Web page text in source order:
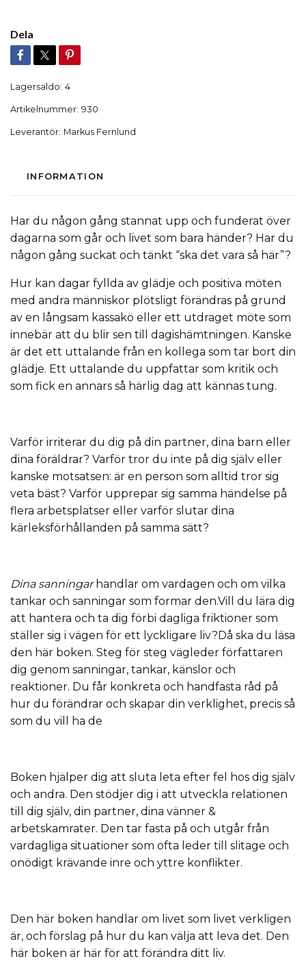
Dela
Lagersaldo: 4
Artikelnummer: 930
Leverantör: Markus Fernlund
INFORMATION
Har du någon gång stannat upp och funderat över
dagarna som går och livet som bara händer? Har du
någon gång suckat och tänkt “ska det vara så här”?
Hur kan dagar fyllda av glädje och positiva möten
med andra människor plötsligt förändras på grund
av en långsam kassakö eller ett utdraget möte som
innebär att du blir sen till dagishämtningen. Kanske
är det ett uttalande från en kollega som tar bort din
glädje. Ett uttalande du uppfattar som kritik och
som fick en annars så härlig dag att kännas tung.
Varför irriterar du dig på din partner, dina barn eller
dina föräldrar? Varför tror du inte på dig själv eller
kanske motsatsen: är en person som alltid tror sig
veta bäst? Varför upprepar sig samma händelse på
flera arbetsplatser eller varför slutar dina
kärleksförhållanden på samma sätt?
Dina sanningarhandlar om vardagen och om vilka
tankar och sanningar som formar den.Vill du lära dig
att hantera och ta dig förbi dagliga friktioner som
ställer sig i vägen för ett lyckligare liv?Då ska du läsa
den här boken. Steg för steg vägleder författaren
dig genom sanningar, tankar, känslor och
reaktioner. Du får konkreta och handfasta råd på
hur du förändrar och skapar din verklighet, precis så
som du vill ha de
Boken hjälper dig att sluta leta efter fel hos dig själv
och andra. Den stödjer dig i att utveckla relationen
till dig själv, din partner, dina vänner &
arbetskamrater. Den tar fasta på och utgår från
vardagliga situationer som ofta leder till slitage och
onödigt krävande inre och yttre konflikter.
Den här boken handlar om livet som livet verkligen
är, och förslag på hur du kan välja att leva det. Den
här boken är här för att förändra ditt liv.